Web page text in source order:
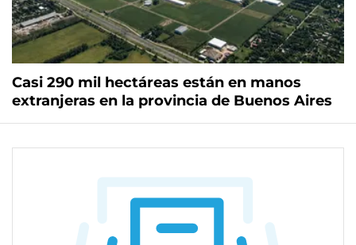
Casi 290 mil hectáreas están en manos
extranjeras en la provincia de Buenos Aires